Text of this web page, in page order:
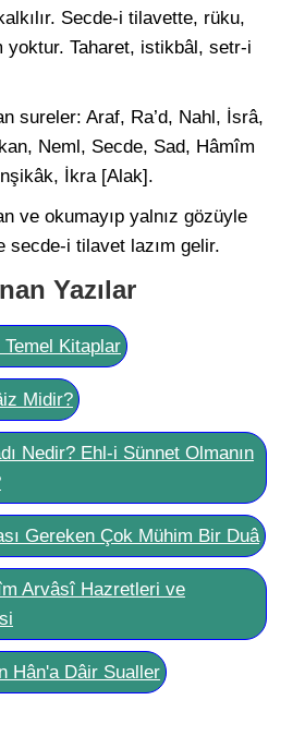
Secde-i tilavette, rüku,
yoktur. Taharet, istikbâl, setr-i
sureler: Araf, Ra’d, Nahl, İsrâ,
Neml, Secde, Sad, Hâmîm
İkra [Alak].
ve okumayıp yalnız gözüyle
secde-i tilavet lazım gelir.
Yazılar
Kitaplar
Midir?
Nedir? Ehl-i Sünnet Olmanın
Gereken Çok Mühim Bir Duâ
Arvâsî Hazretleri ve
Hân'a Dâir Sualler